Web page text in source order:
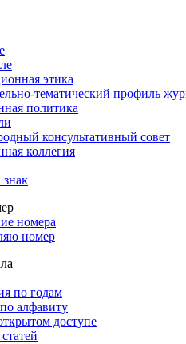
этика
тематический профиль
политика
консультативный совет
коллегия
номера
номер
по годам
алфавиту
доступе